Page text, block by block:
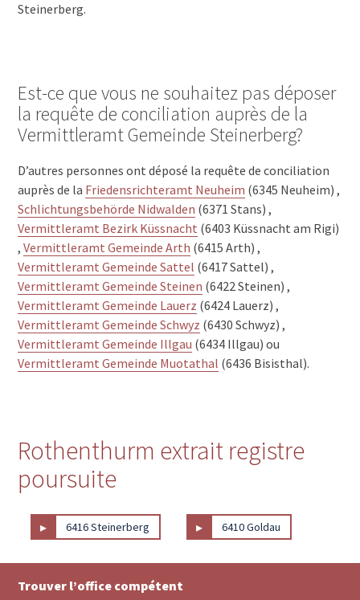
Steinerberg.
Est-ce que vous ne souhaitez pas déposer
la requête de conciliation auprès de la
Vermittleramt Gemeinde Steinerberg?
D’autres personnes ont déposé la requête de conciliation
auprès de la Friedensrichteramt Neuheim (6345 Neuheim) ,
Schlichtungsbehörde Nidwalden (6371 Stans) ,
Vermittleramt Bezirk Küssnacht (6403 Küssnacht am Rigi)
,Vermittleramt Gemeinde Arth (6415 Arth) ,
Vermittleramt Gemeinde Sattel (6417 Sattel) ,
Vermittleramt Gemeinde Steinen (6422 Steinen) ,
Vermittleramt Gemeinde Lauerz (6424 Lauerz) ,
Vermittleramt Gemeinde Schwyz (6430 Schwyz) ,
Vermittleramt Gemeinde Illgau (6434 Illgau) ou
Vermittleramt Gemeinde Muotathal (6436 Bisisthal).
Rothenthurm extrait registre
poursuite
▸ 6416 Steinerberg ▸ 6410 Goldau
Trouver l’office compétent